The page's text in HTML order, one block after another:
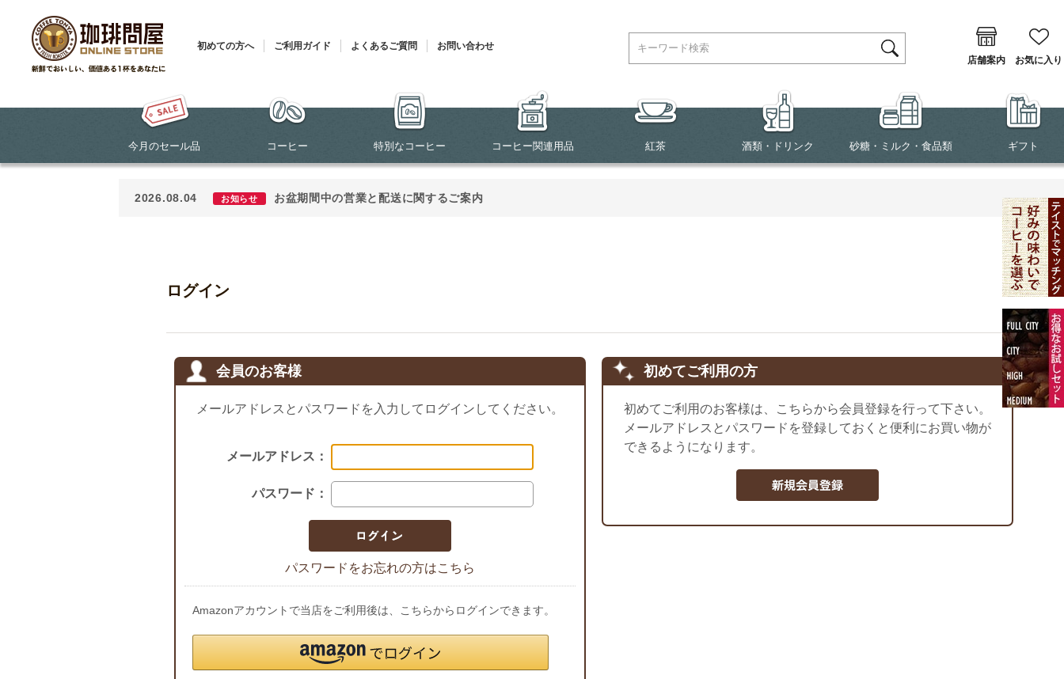
初めての方へ ご利用ガイド よくあるご質問
お問い合わせ
店舗案内
お気に入り
今月のセール品 コーヒー 特別なコーヒー コーヒー関連用品 紅茶 酒類・ドリンク 砂糖・ミルク・食品類 ギフト
2026.08.04 お知らせ お盆期間中の営業と配送に関するご案内
ログイン
会員のお客様
メールアドレスとパスワードを入力してログインしてください。
メールアドレス：
パスワード：
パスワードをお忘れの方はこちら
Amazonアカウントで当店をご利用後は、こちらからログインできます。
初めてご利用の方
初めてご利用のお客様は、こちらから会員登録を行って下さい。
メールアドレスとパスワードを登録しておくと便利にお買い物が
できるようになります。